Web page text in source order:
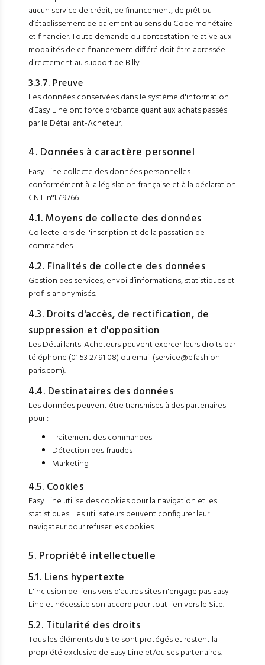
aucun service de crédit, de financement, de prêt ou
d’établissement de paiement au sens du Code monétaire
et financier. Toute demande ou contestation relative aux
modalités de ce financement différé doit être adressée
directement au support de Billy.
3.3.7. Preuve
Les données conservées dans le système d'information
d’Easy Line ont force probante quant aux achats passés
par le Détaillant-Acheteur.
4. Données à caractère personnel
Easy Line collecte des données personnelles
conformément à la législation française et à la déclaration
CNIL n°1519766.
4.1. Moyens de collecte des données
Collecte lors de l'inscription et de la passation de
commandes.
4.2. Finalités de collecte des données
Gestion des services, envoi d’informations, statistiques et
profils anonymisés.
4.3. Droits d'accès, de rectification, de
suppression et d'opposition
Les Détaillants-Acheteurs peuvent exercer leurs droits par
téléphone (01 53 27 91 08) ou email (service@efashion-
paris.com).
4.4. Destinataires des données
Les données peuvent être transmises à des partenaires
pour :
Traitement des commandes
Détection des fraudes
Marketing
4.5. Cookies
Easy Line utilise des cookies pour la navigation et les
statistiques. Les utilisateurs peuvent configurer leur
navigateur pour refuser les cookies.
5. Propriété intellectuelle
5.1. Liens hypertexte
L'inclusion de liens vers d'autres sites n'engage pas Easy
Line et nécessite son accord pour tout lien vers le Site.
5.2. Titularité des droits
Tous les éléments du Site sont protégés et restent la
propriété exclusive de Easy Line et/ou ses partenaires.